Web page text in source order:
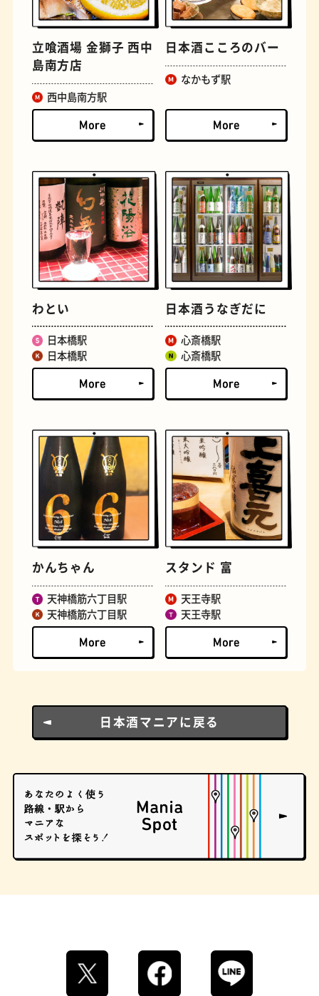
ジェラート
ジューススタンド たまごサンド
文房具 おにぎり
とうふ 床
立喰酒場 金獅子 西中
島南方店
西中島南方駅
日本酒こころのバー
なかもず駅
わとい
日本橋駅
日本橋駅
日本酒うなぎだに
心斎橋駅
心斎橋駅
かんちゃん
天神橋筋六丁目駅
天神橋筋六丁目駅
スタンド 富
天王寺駅
天王寺駅
日本酒マニアに戻る